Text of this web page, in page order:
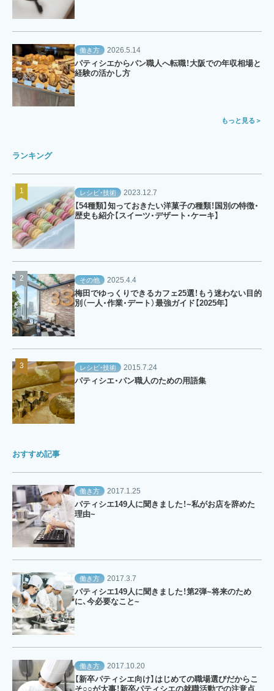
働き方 2026.5.14
パティシエからパン職人へ転職！大阪での年収相場と
経験の活かし方
もっと見る
ランキング
レシピ・技術 2023.12.7
【54種類】知っておきたい洋菓子の種類！国別の特徴・
歴史も紹介【スイーツ・デザート・ケーキ】
その他 2025.4.4
梅田でゆっくりできるカフェ25選！もう迷わない目的
別（一人・作業・デート）最強ガイド【2025年】
レシピ・技術 2015.7.24
パティシエ・パン職人のための用語集
おすすめ記事
働き方 2017.1.25
パティシエ149人に聞きました！~私がお店を辞めた
理由~
働き方 2017.3.7
パティシエ149人に聞きました！第2弾~将来のため
に、今必要なこと~
働き方 2017.10.20
【新卒パティシエ向け】はじめての職場選びだからこ
そ○○が大事！新卒パティシエの就職活動での注意点